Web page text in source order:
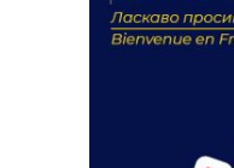
18 septembre
FEUILLETER